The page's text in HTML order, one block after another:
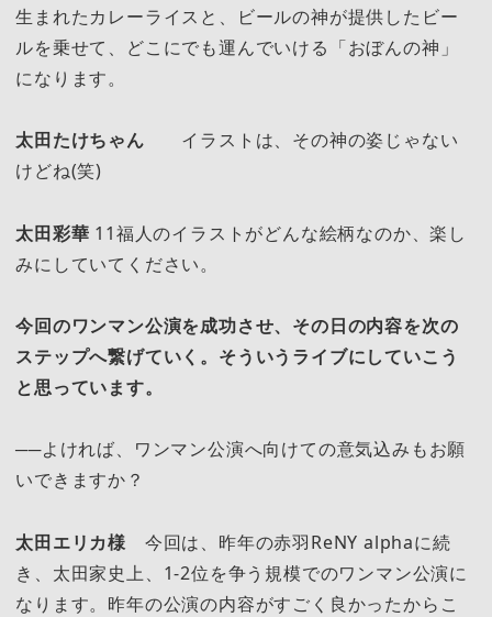
生まれたカレーライスと、ビールの神が提供したビー
ルを乗せて、どこにでも運んでいける「おぼんの神」
になります。
太田たけちゃん イラストは、その神の姿じゃない
けどね(笑)
太田彩華 11福人のイラストがどんな絵柄なのか、楽し
みにしていてください。
今回のワンマン公演を成功させ、その日の内容を次の
ステップへ繋げていく。そういうライブにしていこう
と思っています。
──よければ、ワンマン公演へ向けての意気込みもお願
いできますか？
太田エリカ様 今回は、昨年の赤羽ReNY alphaに続
き、太田家史上、1-2位を争う規模でのワンマン公演に
なります。昨年の公演の内容がすごく良かったからこ